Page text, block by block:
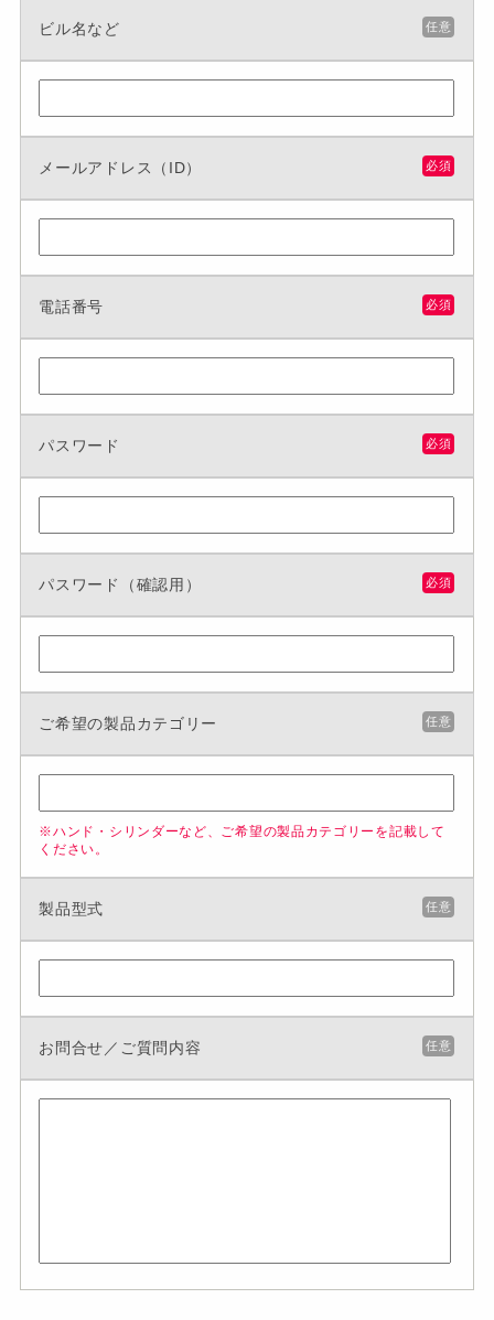
ビル名など 任意
メールアドレス（ID） 必須
電話番号 必須
パスワード 必須
パスワード（確認用） 必須
ご希望の製品カテゴリー 任意
※ハンド・シリンダーなど、ご希望の製品カテゴリーを記載して
ください。
製品型式 任意
お問合せ／ご質問内容 任意